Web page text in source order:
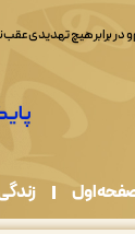
مسئولیم
اول